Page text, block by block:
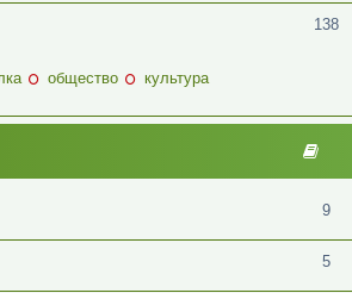
общество
культура
138
9
5